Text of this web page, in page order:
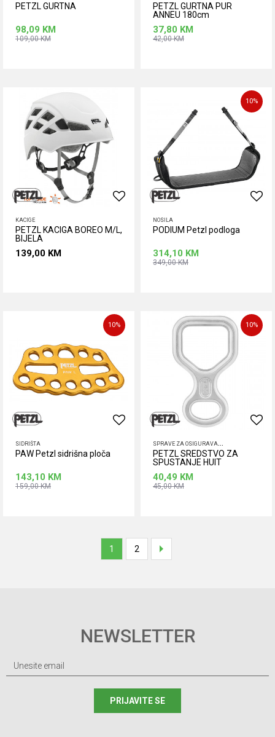
PETZL GURTNA
98,09 KM
109,00KM
PETZL GURTNA PUR
ANNEU 180cm
37,80 KM
42,00KM
KACIGE
PETZL KACIGA BOREO M/L,
BIJELA
139,00 KM
10%
NOSILA
PODIUM Petzl podloga
314,10 KM
349,00KM
10%
SIDRIŠTA
PAW Petzl sidrišna ploča
143,10 KM
159,00KM
10%
PETZL SREDSTVO ZA
SPUSTANJE HUIT
40,49 KM
45,00KM
1 2
NEWSLETTER
PRIJAVITE SE